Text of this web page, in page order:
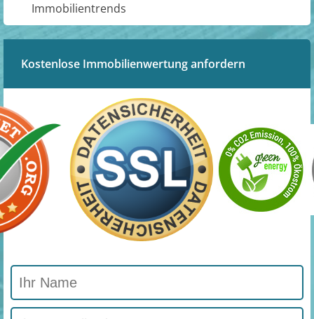
Immobilientrends
Kostenlose Immobilienwertung anfordern